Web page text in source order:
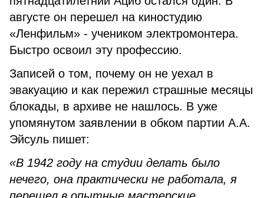
августе он перешел на киностудию
«Ленфильм» - учеником электромонтера.
Быстро освоил эту профессию.
Записей о том, почему он не уехал в
эвакуацию и как пережил страшные месяцы
блокады, в архиве не нашлось. В уже
упомянутом заявлении в обком партии А.А.
Эйсуль пишет:
«В 1942 году на студии делать было
нечего, она практически не работала, я